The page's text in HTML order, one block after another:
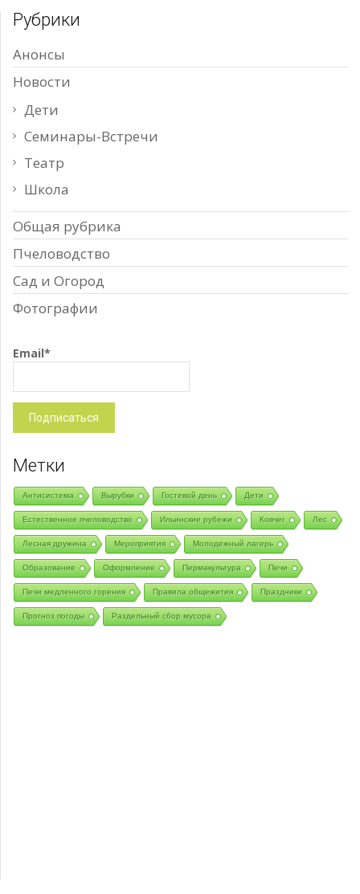
Рубрики
Анонсы
Новости
Дети
Семинары-Встречи
Театр
Школа
Общая рубрика
Пчеловодство
Сад и Огород
Фотографии
Email*
Метки
Антисистема Вырубки Гостевой день Дети
Естественное пчеловодство Ильинские рубежи Ковчег Лес
Лесная дружина Мероприятия Молодежный лагерь
Образование Оформление Пермакультура Печи
Печи медленного горения Правила общежития Праздники
Прогноз погоды Раздельный сбор мусора